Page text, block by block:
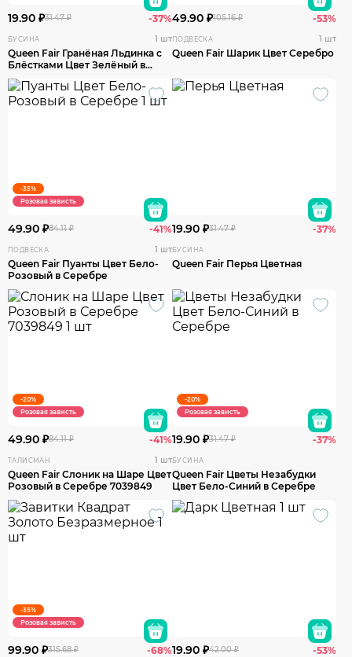
19.90 ₽31.47 ₽ -37%
БУСИНА 1 шт
Queen Fair Гранёная Льдинка с
Блёстками Цвет Зелёный в
Серебре
49.90 ₽105.16 ₽ -53%
ПОДВЕСКА 1 шт
Queen Fair Шарик Цвет Серебро
-35%
Розовая зависть
49.90 ₽84.11 ₽ -41%
ПОДВЕСКА 1 шт
Queen Fair Пуанты Цвет Бело-
Розовый в Серебре
19.90 ₽31.47 ₽ -37%
БУСИНА
Queen Fair Перья Цветная
-20%
Розовая зависть
49.90 ₽84.11 ₽ -41%
ТАЛИСМАН 1 шт
Queen Fair Слоник на Шаре Цвет
Розовый в Серебре 7039849
-20%
Розовая зависть
19.90 ₽31.47 ₽ -37%
БУСИНА
Queen Fair Цветы Незабудки
Цвет Бело-Синий в Серебре
-35%
Розовая зависть
99.90 ₽315.68 ₽ -68%19.90 ₽42.00 ₽ -53%